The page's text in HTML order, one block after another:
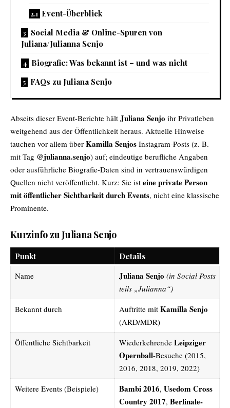
Event-Überblick
Social Media & Online-Spuren von
Juliana/Julianna Senjo
Biografie: Was bekannt ist – und was nicht
FAQs zu Juliana Senjo
Abseits dieser Event-Berichte hält Juliana Senjo ihr Privatleben
weitgehend aus der Öffentlichkeit heraus. Aktuelle Hinweise
tauchen vor allem über Kamilla Senjos Instagram-Posts (z. B.
mit Tag @julianna.senjo) auf; eindeutige berufliche Angaben
oder ausführliche Biografie-Daten sind in vertrauenswürdigen
Quellen nicht veröffentlicht. Kurz: Sie ist eine private Person
mit öffentlicher Sichtbarkeit durch Events, nicht eine klassische
Prominente.
Kurzinfo zu Juliana Senjo
Punkt
Details
Name
Juliana Senjo (in Social Posts
teils „Julianna“)
Bekannt durch
Auftritte mit Kamilla Senjo
(ARD/MDR)
Öffentliche Sichtbarkeit
Wiederkehrende Leipziger
Opernball-Besuche (2015,
2016, 2018, 2019, 2022)
Weitere Events (Beispiele)
Bambi 2016, Usedom Cross
Country 2017, Berlinale-